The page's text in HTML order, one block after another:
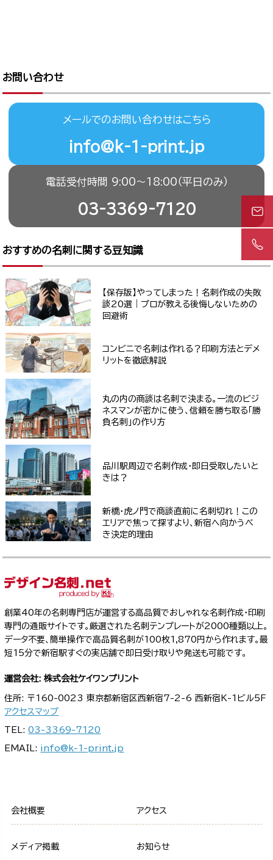
お問い合わせ
メールでのお問い合わせはこちら
info@k-1-print.jp
電話受付時間 9:00〜18:00（平日のみ）
03-3369-7120
おすすめの名刺に関する豆知識
【保存版】やってしまった！名刺作成の失敗
談20選｜プロが教える後悔しないための
回避術
コンビニで名刺は作れる？印刷方法とデメ
リットを徹底解説
丸の内の商談は名刺で決まる。一流のビジ
ネスマンが密かに使う、信頼を勝ち取る「勝
負名刺」の作り方
品川駅周辺で名刺作成・即日受取したいと
きは？
新橋・虎ノ門で商談直前に名刺切れ！この
エリアで焦って探すより、新宿へ向かうべ
き決定的理由
創業40年の名刺専門店が運営する高品質でおしゃれな名刺作成・印刷
専門の通販サイトです。厳選された名刺テンプレートが2000種類以上。
データ不要、簡単操作で高品質名刺が100枚1,870円から作れます。最
短15分で新宿駅すぐの実店舗で即日受け取りや発送も可能です。
運営会社: 株式会社ケイワンプリント
住所: 〒160-0023 東京都新宿区西新宿7-2-6 西新宿K-1ビル5F
アクセスマップ
TEL:03-3369-7120
EMAIL: info@k-1-print.jp
会社概要 アクセス
メディア掲載 お知らせ